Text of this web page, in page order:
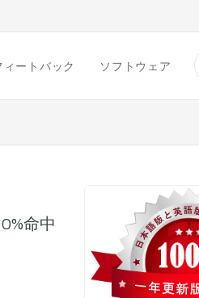
ィートバック ソフトウェア
命中